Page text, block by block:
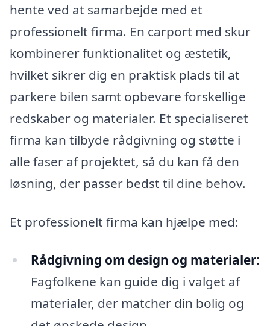
hente ved at samarbejde med et
professionelt firma. En carport med skur
kombinerer funktionalitet og æstetik,
hvilket sikrer dig en praktisk plads til at
parkere bilen samt opbevare forskellige
redskaber og materialer. Et specialiseret
firma kan tilbyde rådgivning og støtte i
alle faser af projektet, så du kan få den
løsning, der passer bedst til dine behov.
Et professionelt firma kan hjælpe med:
Rådgivning om design og materialer:
Fagfolkene kan guide dig i valget af
materialer, der matcher din bolig og